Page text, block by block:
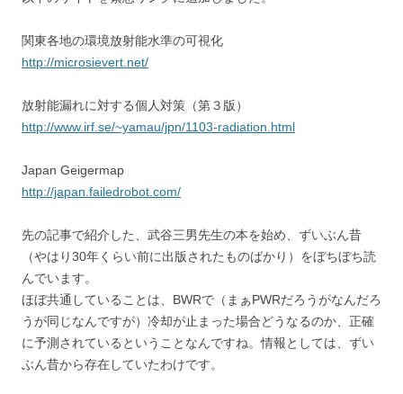
関東各地の環境放射能水準の可視化
http://microsievert.net/
放射能漏れに対する個人対策（第３版）
http://www.irf.se/~yamau/jpn/1103-radiation.html
Japan Geigermap
http://japan.failedrobot.com/
先の記事で紹介した、武谷三男先生の本を始め、ずいぶん昔
（やはり30年くらい前に出版されたものばかり）をぼちぼち読
んでいます。
ほぼ共通していることは、BWRで（まぁPWRだろうがなんだろ
うが同じなんですが）冷却が止まった場合どうなるのか、正確
に予測されているということなんですね。情報としては、ずい
ぶん昔から存在していたわけです。